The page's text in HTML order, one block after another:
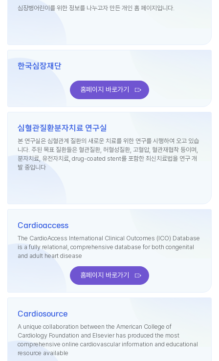
심장병어린이를 위한 정보를 나누고자 만든 개인 홈 페이지입니다.
한국심장재단
홈페이지 바로가기
심혈관질환분자치료 연구실
본 연구실은 심혈관계 질환의 새로운 치료를 위한 연구를 시행하여 오고 있습
니다. 주된 목표 질환들은 혈관질환, 허혈성질환, 고혈압, 혈관재협착 등이며,
분자치료, 유전자치료, drug-coated stent를 포함한 최신치료법을 연구 개
발 중입니다
Cardioaccess
The CardioAccess International Clinical Outcomes (ICO) Database
is a fully relational, comprehensive database for both congenital
and adult heart disease
홈페이지 바로가기
Cardiosource
A unique collaboration between the American College of
Cardiology Foundation and Elsevier has produced the most
comprehensive online cardiovascular information and educational
resource available